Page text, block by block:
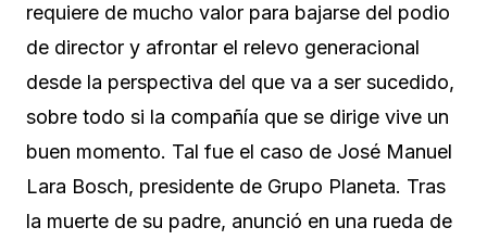
requiere de mucho valor para bajarse del podio
de director y afrontar el relevo generacional
desde la perspectiva del que va a ser sucedido,
sobre todo si la compañía que se dirige vive un
buen momento. Tal fue el caso de José Manuel
Lara Bosch, presidente de Grupo Planeta. Tras
la muerte de su padre, anunció en una rueda de